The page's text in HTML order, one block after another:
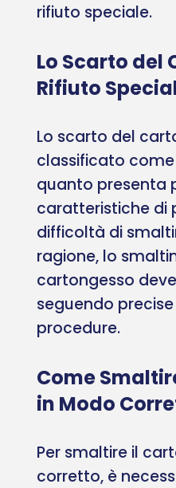
rifiuto speciale.
Lo Scarto del
Rifiuto
Lo scarto del
classificato
quanto presenta
caratteristiche di
difficoltà di
ragione, lo
cartongesso
seguendo
procedure.
Come
in Modo
Per smaltire il
corretto, è